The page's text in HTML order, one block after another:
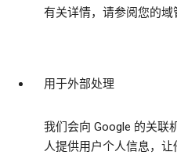
有关详情，请参阅您的域
用于外部处理
我们会向 Google 的关联
人提供用户个人信息，